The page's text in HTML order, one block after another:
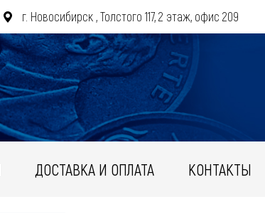
г. Новосибирск , Толстого 117, 2 этаж, офис 209
ДОСТАВКА И ОПЛАТА КОНТАКТЫ